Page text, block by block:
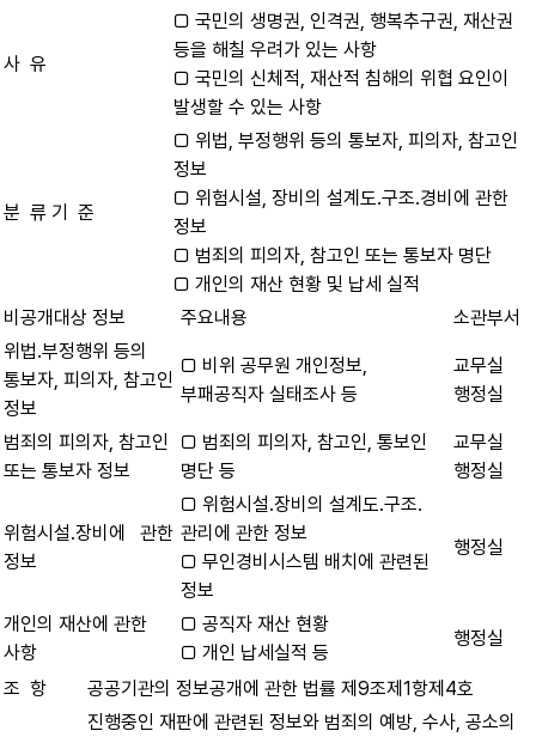
사 유
□ 국민의 생명권, 인격권, 행복추구권, 재산권
등을 해칠 우려가 있는 사항
□ 국민의 신체적, 재산적 침해의 위협 요인이
발생할 수 있는 사항
분 류 기 준
□ 위법, 부정행위 등의 통보자, 피의자, 참고인
정보
□ 위험시설, 장비의 설계도․구조․경비에 관한
정보
□ 범죄의 피의자, 참고인 또는 통보자 명단
□ 개인의 재산 현황 및 납세 실적
비공개대상 정보
주요내용
소관부서
위법․부정행위 등의
통보자, 피의자, 참고인
정보
□ 비위 공무원 개인정보,
부패공직자 실태조사 등
교무실
행정실
범죄의 피의자, 참고인
또는 통보자 정보
□ 범죄의 피의자, 참고인, 통보인
명단 등
교무실
행정실
위험시설․장비에 관한
정보
□ 위험시설․장비의 설계도․구조․
관리에 관한 정보
□ 무인경비시스템 배치에 관련된
정보
행정실
개인의 재산에 관한
사항
□ 공직자 재산 현황
□ 개인 납세실적 등
행정실
조 항 공공기관의 정보공개에 관한 법률 제9조제1항제4호
진행중인 재판에 관련된 정보와 범죄의 예방, 수사, 공소의